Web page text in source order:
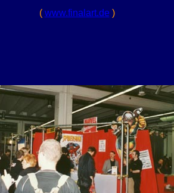
( www.finalart.de )